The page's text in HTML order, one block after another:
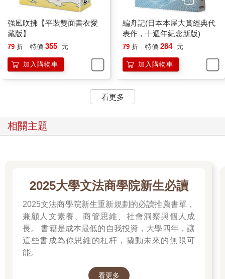
收銀台的海報寫著僅限晚餐時段外送，但松田似乎沒看那麼詳
本人，壓根已經忘記海報上寫了什麼。結果，圓服亭從此將錯就
錯，成了只要是營業時間內都能接單的餐廳。
不管怎樣，總之拿坡里義大利麵和蛋包飯做好了。藤丸把每份餐
盤一一包上保鮮膜，在大型保溫壺倒入附贈的法式清湯。為了怕
研究室沒有餐具，除了叉子和湯匙，他還特地準備了五個喝湯用
的杯子。
他把這些通通裝進天藍色腳踏車架設的銀色箱子，最後，再次打
量放在收銀台的名片，把「理學院B棟，三六一號室」這個地址牢
內部。想到自己終於可以藉工作的名義堂堂正正「入侵」未知的
世界，竟然有點莫名的激動。
「別摸魚，送完就趕緊回來。」
「放心啦。老闆，漢堡排要焦囉。」
「就算有點焦，對身體也不會有影響。」
但是會影響餐廳風評—藤丸在內心反嗆，跨上腳踏車。
「那我走了。」
「路上小心。要是把菜打翻了，你今天就沒飯吃了。」
藤丸揮揮手，踩在踏板上的腳猛然用力。外賣箱比想像中更重，
穩定順利前進。掛在左手腕的小袋子，和掛在後方的銀色外賣箱
強風吹拂【平裝雙面書衣愛
藏版】
79 折 特價 355 元
加入購物車
編舟記(日本本屋大賞經典代
表作，十週年紀念新版)
79 折 特價 284 元
加入購物車
看更多
相關主題
2025大學文法商學院新生必讀
2025文法商學院新生重新規劃的必讀推薦書單，
兼顧人文素養、商管思維、社會洞察與個人成
長。 書籍是成本最低的自我投資，大學四年，讓
這些書成為你思維的杠杆，撬動未來的無限可
能。
看更多